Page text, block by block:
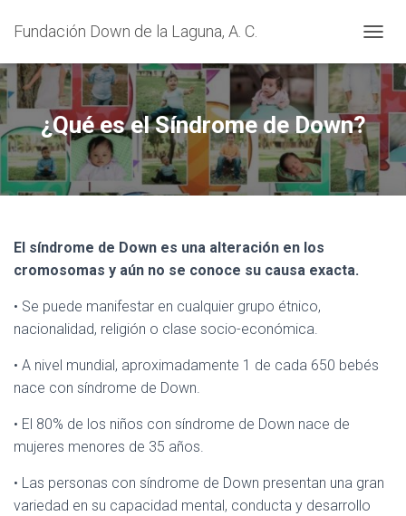
Fundación Down de la Laguna, A. C.
¿Qué es el Síndrome de Down?
El síndrome de Down es una alteración en los
cromosomas y aún no se conoce su causa exacta.
• Se puede manifestar en cualquier grupo étnico,
nacionalidad, religión o clase socio-económica.
• A nivel mundial, aproximadamente 1 de cada 650 bebés
nace con síndrome de Down.
• El 80% de los niños con síndrome de Down nace de
mujeres menores de 35 años.
• Las personas con síndrome de Down presentan una gran
variedad en su capacidad mental, conducta y desarrollo